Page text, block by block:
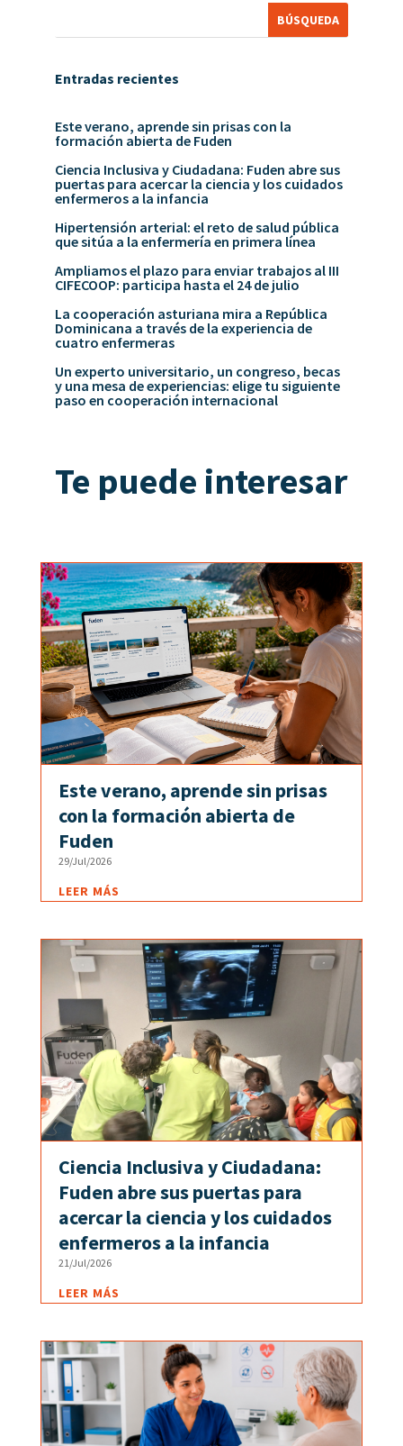
Entradas recientes
Este verano, aprende sin prisas con la
formación abierta de Fuden
Ciencia Inclusiva y Ciudadana: Fuden abre sus
puertas para acercar la ciencia y los cuidados
enfermeros a la infancia
Hipertensión arterial: el reto de salud pública
que sitúa a la enfermería en primera línea
Ampliamos el plazo para enviar trabajos al III
CIFECOOP: participa hasta el 24 de julio
La cooperación asturiana mira a República
Dominicana a través de la experiencia de
cuatro enfermeras
Un experto universitario, un congreso, becas
y una mesa de experiencias: elige tu siguiente
paso en cooperación internacional
Te puede interesar
Este verano, aprende sin prisas
con la formación abierta de
Fuden
29/Jul/2026
LEER MÁS
Ciencia Inclusiva y Ciudadana:
Fuden abre sus puertas para
acercar la ciencia y los cuidados
enfermeros a la infancia
21/Jul/2026
LEER MÁS